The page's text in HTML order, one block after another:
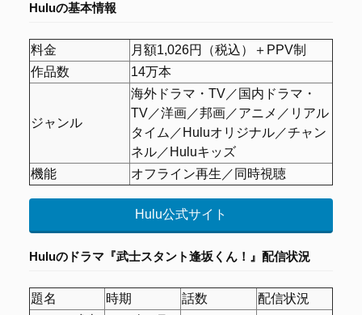
Huluの基本情報
料金
月額1,026円（税込）＋PPV制
作品数
14万本
ジャンル
海外ドラマ・TV／国内ドラマ・
TV／洋画／邦画／アニメ／リアル
タイム／Huluオリジナル／チャン
ネル／Huluキッズ
機能
オフライン再生／同時視聴
Hulu公式サイト
Huluの ドラマ『武士スタント逢坂くん！』配信状況
題名 時期 話数
配信状況